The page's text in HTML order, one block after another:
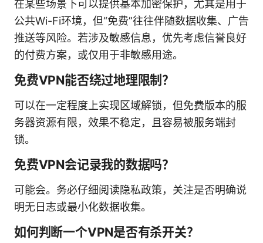
在某些场景下可以提供基本加密保护，尤其是用于
公共Wi-Fi环境，但“免费”往往伴随数据收集、广告
推送等风险。若涉及敏感信息，优先考虑信誉良好
的付费方案，或仅用于非敏感用途。
免费VPN能否绕过地理限制？
可以在一定程度上实现区域解锁，但免费版本的服
务器资源有限，效果不稳定，且容易被服务端封
锁。
免费VPN会记录我的数据吗？
可能会。务必仔细阅读隐私政策，关注是否明确说
明无日志或最小化数据收集。
如何判断一个VPN是否有杀开关？